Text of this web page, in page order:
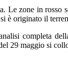
Le zone in
è originato il
completa
29 maggio si